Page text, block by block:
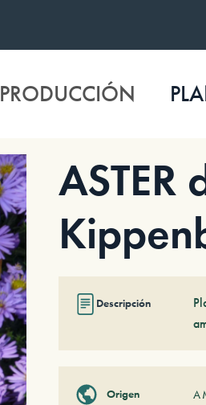
PRODUCCIÓN
ASTER
Descripción
Origen